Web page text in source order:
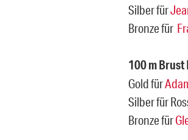
Silber für
Bronze für
100 m
Gold für
Silber für
Bronze für